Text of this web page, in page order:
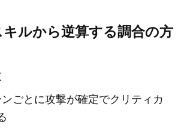
ルから逆算する調合の方
ごとに攻撃が確定でクリティカ